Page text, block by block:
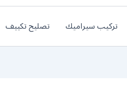
تركيب سيراميك تصليح تكييف